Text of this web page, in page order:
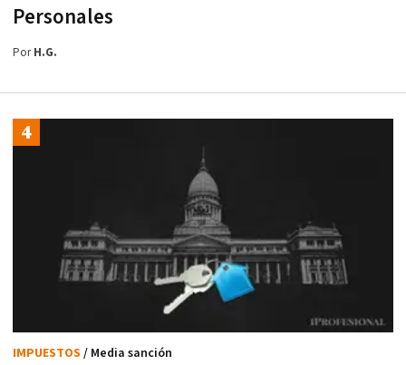
Personales
PorH.G.
IMPUESTOS / Media sanción